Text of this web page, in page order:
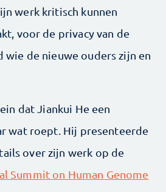
werk kritisch kunnen
voor de privacy van de
wie de nieuwe ouders zijn en
dat Jiankui He een
wat roept. Hij presenteerde
over zijn werk op de
Summit on Human Genome